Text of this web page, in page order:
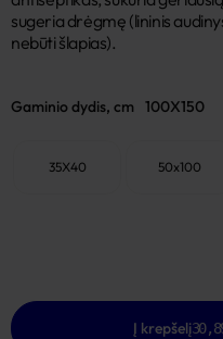
sugeria drėgmę (lininis
nebūti šlapias).
Gaminio dydis, cm 100X150
35X40 50x100
Į krepšelį